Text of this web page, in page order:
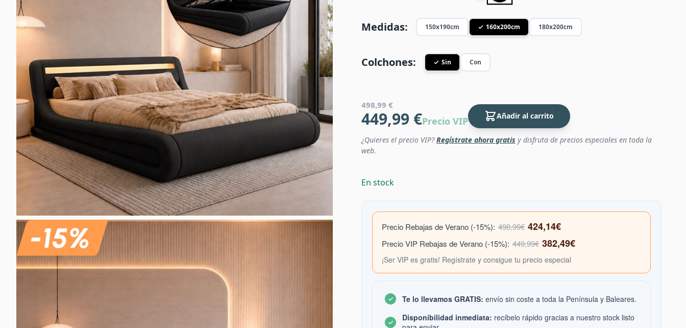
Medidas: 150x190cm 160x200cm 180x200cm
Colchones: Sin Con
498,99 €
449,99 €Precio VIP Añadir al carrito
¿Quieres el precio VIP?Regístrate ahora gratis y disfruta de precios especiales en toda la
web.
En stock
Precio Rebajas de Verano (-15%): 498,99€ 424,14€
Precio VIP Rebajas de Verano (-15%): 449,99€ 382,49€
¡Ser VIP es gratis! Regístrate y consigue tu precio especial
Te lo llevamos GRATIS: envío sin coste a toda la Península y Baleares.
Disponibilidad inmediata: recíbelo rápido gracias a nuestro stock listo